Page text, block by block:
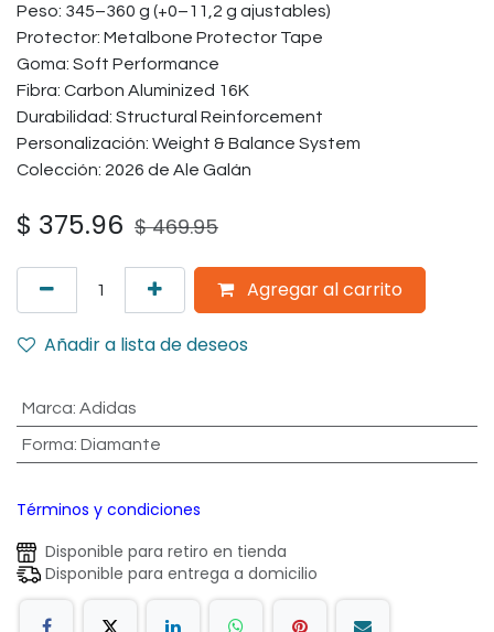
Peso: 345–360 g (+0–11,2 g ajustables)
Protector: Metalbone Protector Tape
Goma: Soft Performance
Fibra: Carbon Aluminized 16K
Durabilidad: Structural Reinforcement
Personalización: Weight & Balance System
Colección: 2026 de Ale Galán
$ 375.96 $469.95
Agregar al carrito
Añadir a lista de deseos
Marca: Adidas
Forma: Diamante
Términos y condiciones
Disponible para retiro en tienda
Disponible para entrega a domicilio